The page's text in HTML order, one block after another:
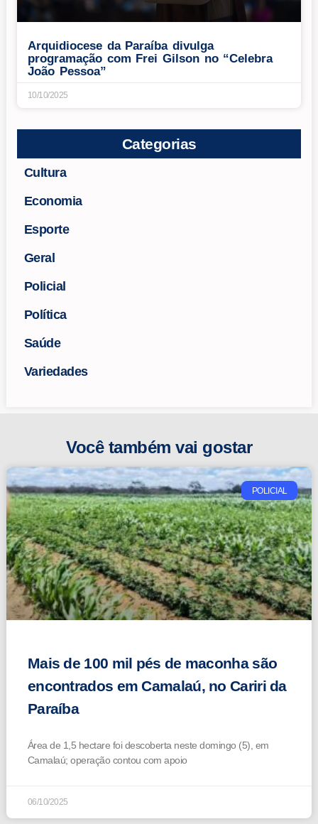
Arquidiocese da Paraíba divulga
programação com Frei Gilson no “Celebra
João Pessoa”
10/10/2025
Categorias
Cultura
Economia
Esporte
Geral
Policial
Política
Saúde
Variedades
Você também vai gostar
POLICIAL
Mais de 100 mil pés de maconha são
encontrados em Camalaú, no Cariri da
Paraíba
Área de 1,5 hectare foi descoberta neste domingo (5), em
Camalaú; operação contou com apoio
06/10/2025